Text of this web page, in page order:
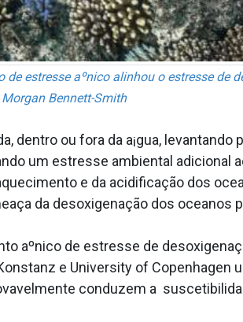
de estresse aºnico alinhou o estresse
Bennett-Smith
dentro ou fora da a¡gua,
um estresse ambiental adicional
e da acidificação dos
da desoxigenação dos oceanos
aºnico de estresse de
e University of
conduzem a